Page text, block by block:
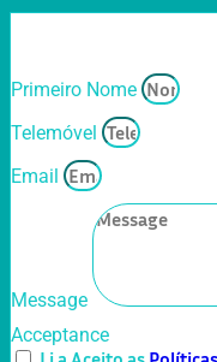
Primeiro Nome
Telemóvel
Email
Message
Acceptance